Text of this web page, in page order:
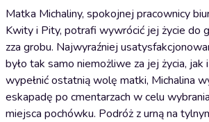
Matka Michaliny, spokojnej pracownicy
Kwity i Pity, potrafi wywrócić jej życie do
zza grobu. Najwyraźniej
było tak samo niemożliwe za jej życia, jak
wypełnić ostatnią wolę matki, Michalina
eskapadę po cmentarzach w celu
miejsca pochówku. Podróż z urną na